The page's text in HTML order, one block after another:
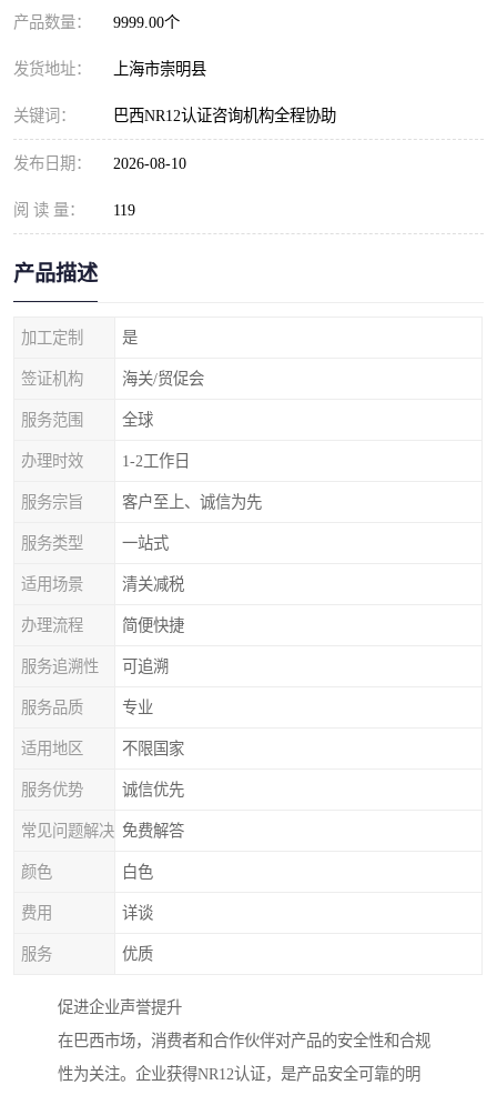
产品数量： 9999.00个
发货地址： 上海市崇明县
关键词： 巴西NR12认证咨询机构全程协助
发布日期： 2026-08-10
阅 读 量： 119
产品描述
加工定制 是
签证机构 海关/贸促会
服务范围 全球
办理时效 1-2工作日
服务宗旨 客户至上、诚信为先
服务类型 一站式
适用场景 清关减税
办理流程 简便快捷
服务追溯性 可追溯
服务品质 专业
适用地区 不限国家
服务优势 诚信优先
常见问题解决 免费解答
颜色 白色
费用 详谈
服务 优质
促进企业声誉提升
在巴西市场，消费者和合作伙伴对产品的安全性和合规
性为关注。企业获得NR12认证，是产品安全可靠的明